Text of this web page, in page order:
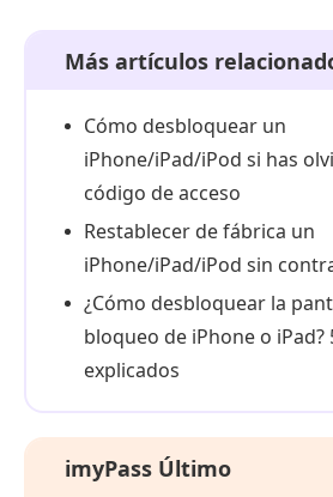
Más artículos
Cómo desbloquear un
iPhone/iPad/iPod si has
código de acceso
Restablecer de fábrica un
iPhone/iPad/iPod sin
¿Cómo desbloquear la
bloqueo de iPhone o iPad?
explicados
imyPass Último